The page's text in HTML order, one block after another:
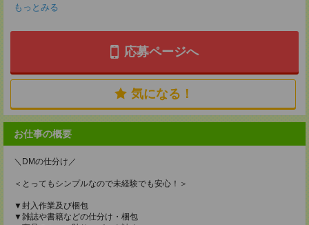
もっとみる
応募ページへ
気になる！
お仕事の概要
＼DMの仕分け／
＜とってもシンプルなので未経験でも安心！＞
▼封入作業及び梱包
▼雑誌や書籍などの仕分け・梱包